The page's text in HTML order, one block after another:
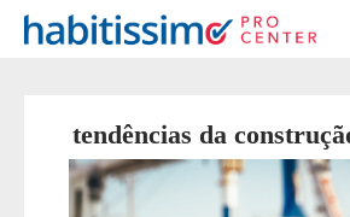
tendências da